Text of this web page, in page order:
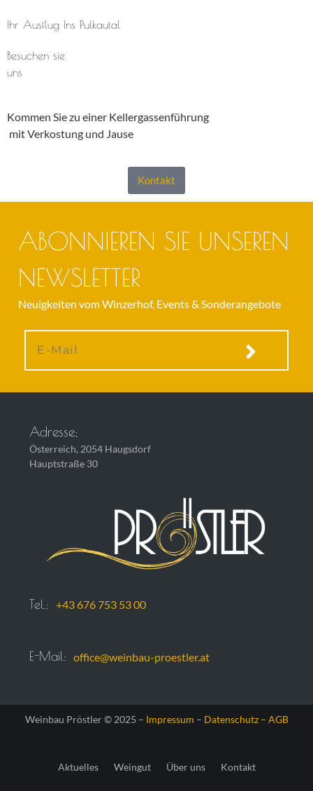
Ihr Ausflug Ins Pulkautal
Besuchen sie
uns
Kommen Sie zu einer Kellergassenführung
mit Verkostung und Jause
Kontakt
ABONNIEREN SIE UNSEREN
NEWSLETTER
Neuigkeiten vom Winzerhof, Events & Sonderangebote
Adresse;
Österreich, 2054 Haugsdorf
Hauptstraße 30
Tel.: +43 676 753 53 00
E-Mail: office@weinbau-proestler.at
Weinbau Pröstler © 2025 – Impressum – Datenschutz – AGB
Aktuelles Weingut Über uns Kontakt